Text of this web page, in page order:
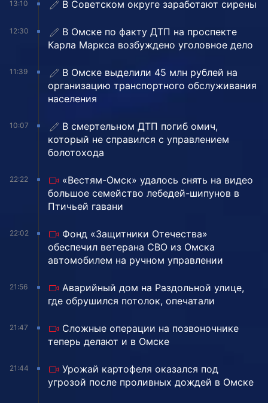
13:10 В Советском округе заработают сирены
12:30
В Омске по факту ДТП на проспекте
Карла Маркса возбуждено уголовное дело
11:39
В Омске выделили 45 млн рублей на
организацию транспортного обслуживания
населения
10:07
В смертельном ДТП погиб омич,
который не справился с управлением
болотохода
22:22
«Вестям-Омск» удалось снять на видео
большое семейство лебедей-шипунов в
Птичьей гавани
22:02
Фонд «Защитники Отечества»
обеспечил ветерана СВО из Омска
автомобилем на ручном управлении
21:56
Аварийный дом на Раздольной улице,
где обрушился потолок, опечатали
21:47
Сложные операции на позвоночнике
теперь делают и в Омске
21:44
Урожай картофеля оказался под
угрозой после проливных дождей в Омске